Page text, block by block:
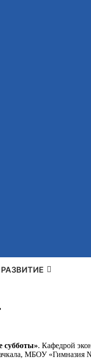
РАЗВИТИЕ
субботы». Кафедрой
МБОУ «Гимназия